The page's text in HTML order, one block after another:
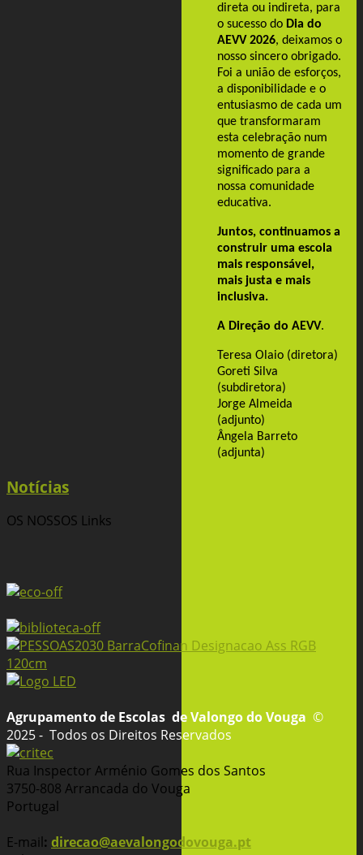
direta ou indireta, para
o sucesso do Dia do
AEVV 2026, deixamos o
nosso sincero obrigado.
Foi a união de esforços,
a disponibilidade e o
entusiasmo de cada um
que transformaram
esta celebração num
momento de grande
significado para a
nossa comunidade
educativa.
Juntos, continuamos a
construir uma escola
mais responsável,
mais justa e mais
inclusiva.
A Direção do AEVV.
Teresa Olaio (diretora)
Goreti Silva
(subdiretora)
Jorge Almeida
(adjunto)
Ângela Barreto
(adjunta)
Notícias
OS NOSSOS Links
Agrupamento de Escolas de Valongo do Vouga ©
2025 - Todos os Direitos Reservados
Rua Inspector Arménio Gomes dos Santos
3750-808 Arrancada do Vouga
Portugal
E-mail: direcao@aevalongodovouga.pt